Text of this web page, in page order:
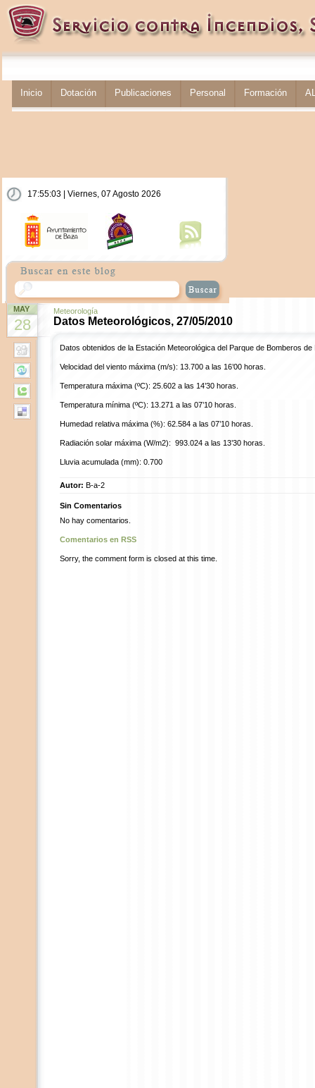
Inicio Dotación Publicaciones Personal Formación
17:55:03 | Viernes, 07 Agosto 2026
MAY
28
Meteorología
Datos Meteorológicos, 27/05/2010
Datos obtenidos de la Estación Meteorológica del Parque de Bomberos de
Velocidad del viento máxima (m/s): 13.700 a las 16’00 horas.
Temperatura máxima (ºC): 25.602 a las 14’30 horas.
Temperatura mínima (ºC): 13.271 a las 07’10 horas.
Humedad relativa máxima (%): 62.584 a las 07’10 horas.
Radiación solar máxima (W/m2): 993.024 a las 13’30 horas.
Lluvia acumulada (mm): 0.700
Autor: B-a-2
Sin Comentarios
No hay comentarios.
Comentarios en RSS
Sorry, the comment form is closed at this time.